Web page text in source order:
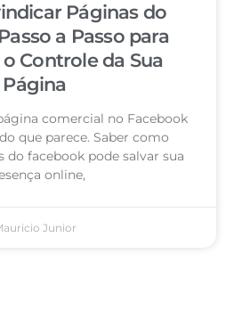
Páginas do
a Passo para
Controle da Sua
Página
comercial no Facebook
que parece. Saber como
do facebook pode salvar sua
online,
Junior